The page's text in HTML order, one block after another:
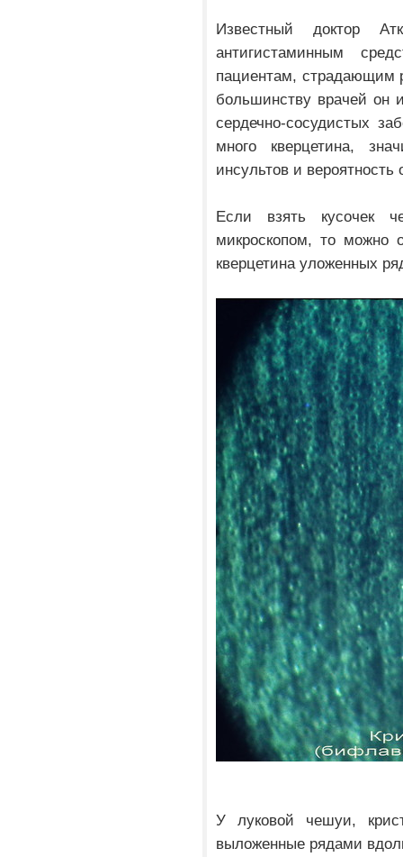
Известный доктор
антигистаминным
пациентам, страдающим
большинству врачей он
сердечно-сосудистых
много кверцетина,
инсультов и
Если взять кусочек
микроскопом, то можно
кверцетина уложенных
У луковой чешуи,
выложенные рядами